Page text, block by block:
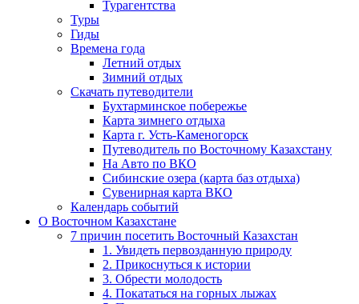
Турагентства
Туры
Гиды
Времена года
Летний отдых
Зимний отдых
Скачать путеводители
Бухтарминское побережье
Карта зимнего отдыха
Карта г. Усть-Каменогорск
Путеводитель по Восточному Казахстану
На Авто по ВКО
Сибинские озера (карта баз отдыха)
Сувенирная карта ВКО
Календарь событий
О Восточном Казахстане
7 причин посетить Восточный Казахстан
1. Увидеть первозданную природу
2. Прикоснуться к истории
3. Обрести молодость
4. Покататься на горных лыжах